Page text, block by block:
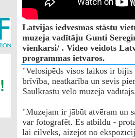
Latvijas iedvesmas stāstu
muzeja vadītāju Gunti
vienkarsi/ . Video veidots
programmas ietvaros.
"Velosipēds visos laikos ir
brīvība, neatkarība un sevis
Saulkrastu velo muzeja
"Muzejam ir jābūt atvēram un
var fotografēt. Es atbildu -
lai cilvēks, aizejot no